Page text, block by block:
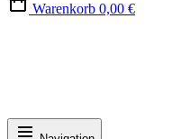
Warenkorb 0,00 €